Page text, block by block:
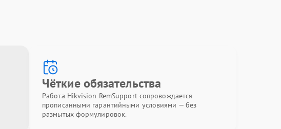
Чёткие обязательства
Работа Hikvision RemSupport сопровождается
прописанными гарантийными условиями — без
размытых формулировок.